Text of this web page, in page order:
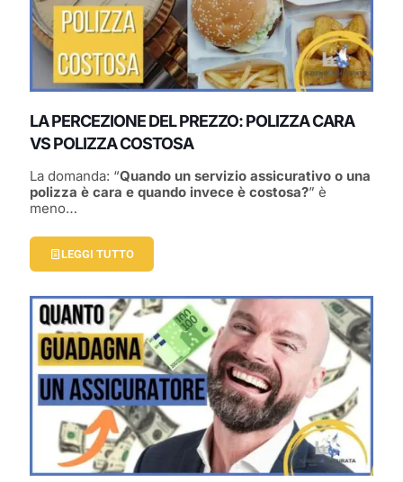
LA PERCEZIONE DEL PREZZO: POLIZZA CARA
VS POLIZZA COSTOSA
La domanda: “Quando un servizio assicurativo o una
polizza è cara e quando invece è costosa?” è
meno…
LEGGI TUTTO